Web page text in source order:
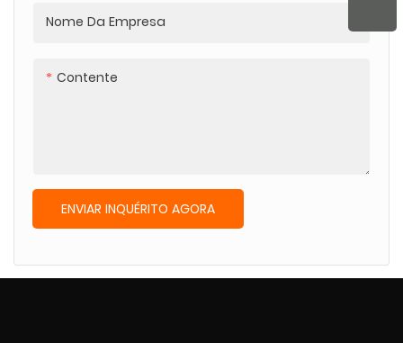
Nome Da Empresa
Contente
ENVIAR INQUÉRITO AGORA